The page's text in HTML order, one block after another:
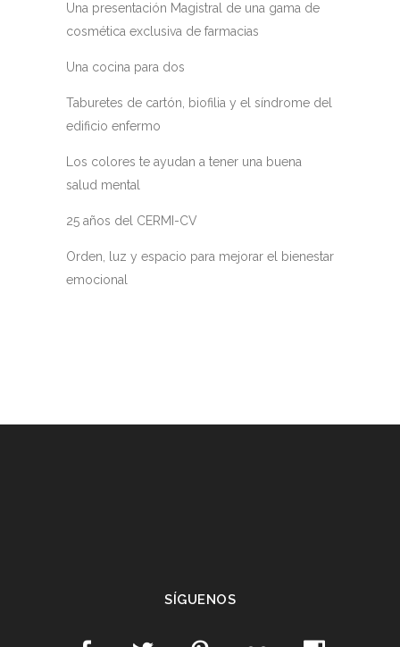
Una presentación Magistral de una gama de
cosmética exclusiva de farmacias
Una cocina para dos
Taburetes de cartón, biofilia y el síndrome del
edificio enfermo
Los colores te ayudan a tener una buena
salud mental
25 años del CERMI-CV
Orden, luz y espacio para mejorar el bienestar
emocional
SÍGUENOS